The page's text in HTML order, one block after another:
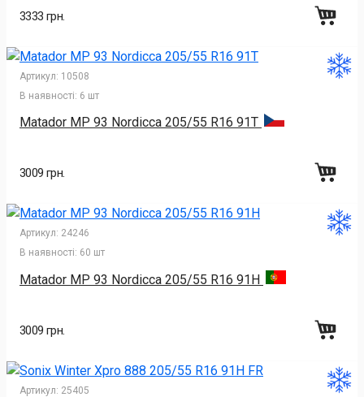
3333 грн.
Артикул: 10508
В наявності: 6 шт
Matador MP 93 Nordicca 205/55 R16 91T
3009 грн.
Артикул: 24246
В наявності: 60 шт
Matador MP 93 Nordicca 205/55 R16 91H
3009 грн.
Артикул: 25405